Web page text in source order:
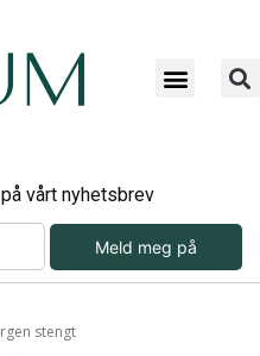
vårt nyhetsbrev
Meld meg på
stengt